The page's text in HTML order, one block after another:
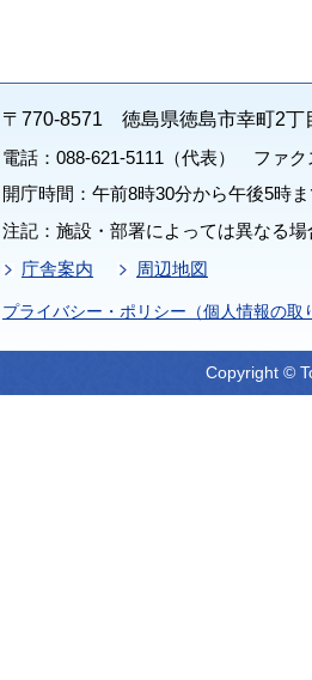
〒770-8571 徳島県徳島市幸町2丁
電話：088-621-5111（代表） ファク
開庁時間：午前8時30分から午後5時
注記：施設・部署によっては異なる
庁舎案内
周辺地図
プライバシー・ポリシー（個人情報の取
Copyright ©